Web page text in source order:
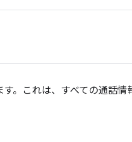
。これは、すべての通話